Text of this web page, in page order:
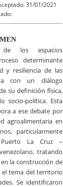
31/01/2021
de los espacios
determinante
y resiliencia de las
con un diálogo
su definición física,
socio-política. Esta
a ese debate por
agroalimentaria en
particularmente
La Cruz –
tratando
la construcción de
el tema del territorio
Se identificaron